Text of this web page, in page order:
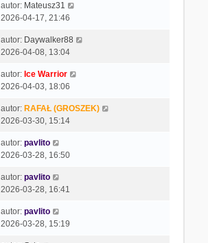
autor: Mateusz31
2026-04-17, 21:46
autor: Daywalker88
2026-04-08, 13:04
autor: Ice Warrior
2026-04-03, 18:06
autor: RAFAŁ (GROSZEK)
2026-03-30, 15:14
autor: pavlito
2026-03-28, 16:50
autor: pavlito
2026-03-28, 16:41
autor: pavlito
2026-03-28, 15:19